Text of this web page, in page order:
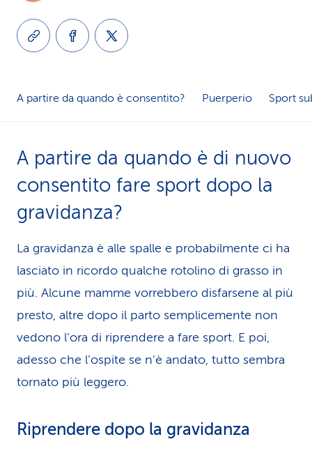
v
z
i
A partire da quando è consentito? Puerperio Sport
A partire da quando è di nuovo
consentito fare sport dopo la
gravidanza?
La gravidanza è alle spalle e probabilmente ci ha
lasciato in ricordo qualche rotolino di grasso in
più. Alcune mamme vorrebbero disfarsene al più
presto, altre dopo il parto semplicemente non
vedono l’ora di riprendere a fare sport. E poi,
adesso che l’ospite se n’è andato, tutto sembra
tornato più leggero.
Riprendere dopo la gravidanza